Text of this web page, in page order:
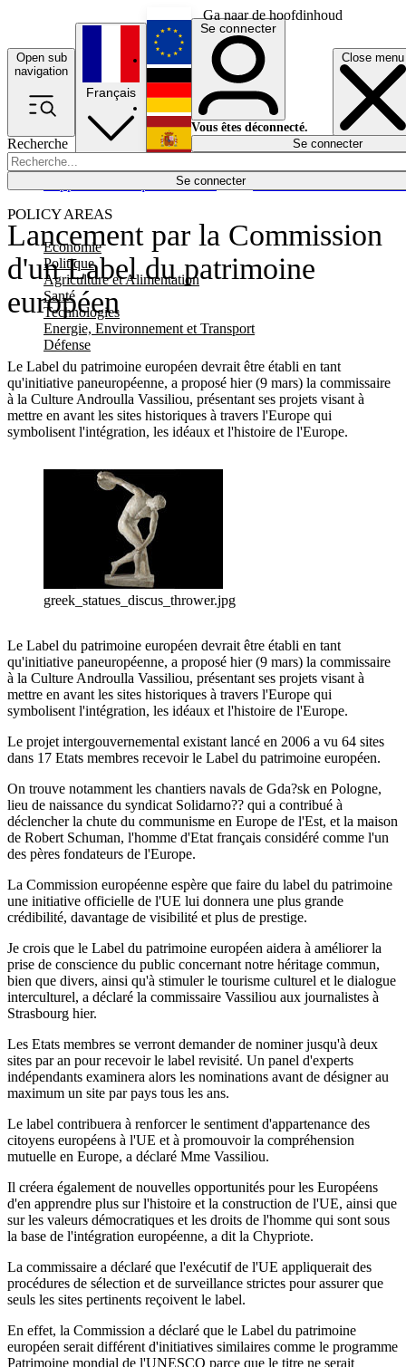
Ga naar de hoofdinhoud
Open sub
navigation
Close menu
Recherche
Se connecter
POLICY AREAS
Economie
Politique
Agriculture et Alimentation
Santé
Technologies
Energie, Environnement et Transport
Défense
Économie
Français
English
Deutsch
Español
Se connecter
Vous êtes déconnecté.
Se connecter
Lancement par la Commission
d'un Label du patrimoine
européen
Le Label du patrimoine européen devrait être établi en tant
qu'initiative paneuropéenne, a proposé hier (9 mars) la commissaire
à la Culture Androulla Vassiliou, présentant ses projets visant à
mettre en avant les sites historiques à travers l'Europe qui
symbolisent l'intégration, les idéaux et l'histoire de l'Europe.
greek_statues_discus_thrower.jpg
Le Label du patrimoine européen devrait être établi en tant
qu'initiative paneuropéenne, a proposé hier (9 mars) la commissaire
à la Culture Androulla Vassiliou, présentant ses projets visant à
mettre en avant les sites historiques à travers l'Europe qui
symbolisent l'intégration, les idéaux et l'histoire de l'Europe.
Le projet intergouvernemental existant lancé en 2006 a vu 64 sites
dans 17 Etats membres recevoir le Label du patrimoine européen.
On trouve notamment les chantiers navals de Gda?sk en Pologne,
lieu de naissance du syndicat Solidarno?? qui a contribué à
déclencher la chute du communisme en Europe de l'Est, et la maison
de Robert Schuman, l'homme d'Etat français considéré comme l'un
des pères fondateurs de l'Europe.
La Commission européenne espère que faire du label du patrimoine
une initiative officielle de l'UE lui donnera une plus grande
crédibilité, davantage de visibilité et plus de prestige.
Je crois que le Label du patrimoine européen aidera à améliorer la
prise de conscience du public concernant notre héritage commun,
bien que divers, ainsi qu'à stimuler le tourisme culturel et le dialogue
interculturel, a déclaré la commissaire Vassiliou aux journalistes à
Strasbourg hier.
Les Etats membres se verront demander de nominer jusqu'à deux
sites par an pour recevoir le label revisité. Un panel d'experts
indépendants examinera alors les nominations avant de désigner au
maximum un site par pays tous les ans.
Le label contribuera à renforcer le sentiment d'appartenance des
citoyens européens à l'UE et à promouvoir la compréhension
mutuelle en Europe, a déclaré Mme Vassiliou.
Il créera également de nouvelles opportunités pour les Européens
d'en apprendre plus sur l'histoire et la construction de l'UE, ainsi que
sur les valeurs démocratiques et les droits de l'homme qui sont sous
la base de l'intégration européenne, a dit la Chypriote.
La commissaire a déclaré que l'exécutif de l'UE appliquerait des
procédures de sélection et de surveillance strictes pour assurer que
seuls les sites pertinents reçoivent le label.
En effet, la Commission a déclaré que le Label du patrimoine
européen serait différent d'initiatives similaires comme le programme
Patrimoine mondial de l'UNESCO parce que le titre ne serait